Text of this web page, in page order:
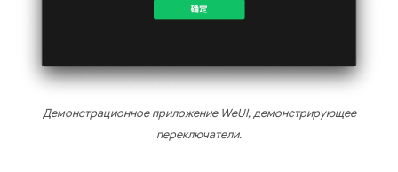
Демонстрационное приложение WeUI, демонстрирующее
переключатели.